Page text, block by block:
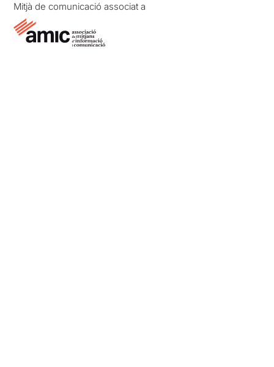
Mitjà de comunicació associat a